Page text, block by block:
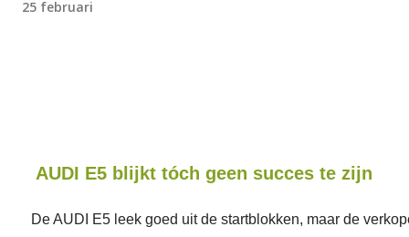
25 februari
AUDI E5 blijkt tóch geen succes te zijn
De AUDI E5 leek goed uit de startblokken, maar de